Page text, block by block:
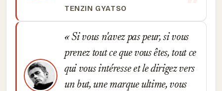
TENZIN GYATSO
Si vous n'avez pas peur, si vous
prenez tout ce que vous êtes, tout ce
qui vous intéresse et le dirigez vers
un but, une marque ultime, vous